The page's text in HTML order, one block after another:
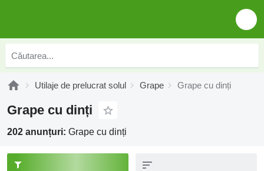
Utilaje de prelucrat solul Grape Grape cu dinți
Grape cu dinți
202 anunțuri: Grape cu dinți